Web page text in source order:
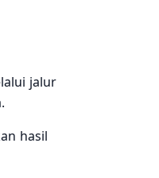
jalur
hasil